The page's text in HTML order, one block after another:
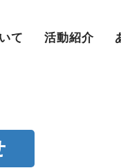
て 活動紹介